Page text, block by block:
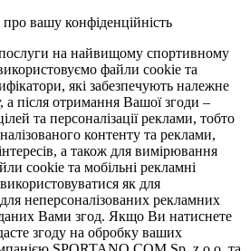
вашу конфіденційність
на найвищому спортивному
файли cookie та
які забезпечують належне
а після отримання Вашої згоди –
та персоналізації реклами, тобто
контенту та реклами,
а також для вимірювання
cookie та мобільні рекламні
як для
неперсоналізованих рекламних
Вами згод. Якщо Ви натиснете
згоду на обробку ваших